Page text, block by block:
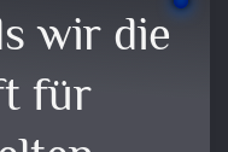
wir die
für